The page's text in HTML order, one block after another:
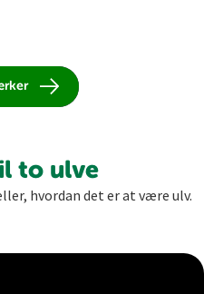
to ulve
hvordan det er at være ulv.